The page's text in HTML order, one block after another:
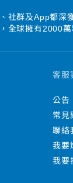
社群及App都深
全球擁有2000萬
客服
公告
常見
聯絡
我要
我要